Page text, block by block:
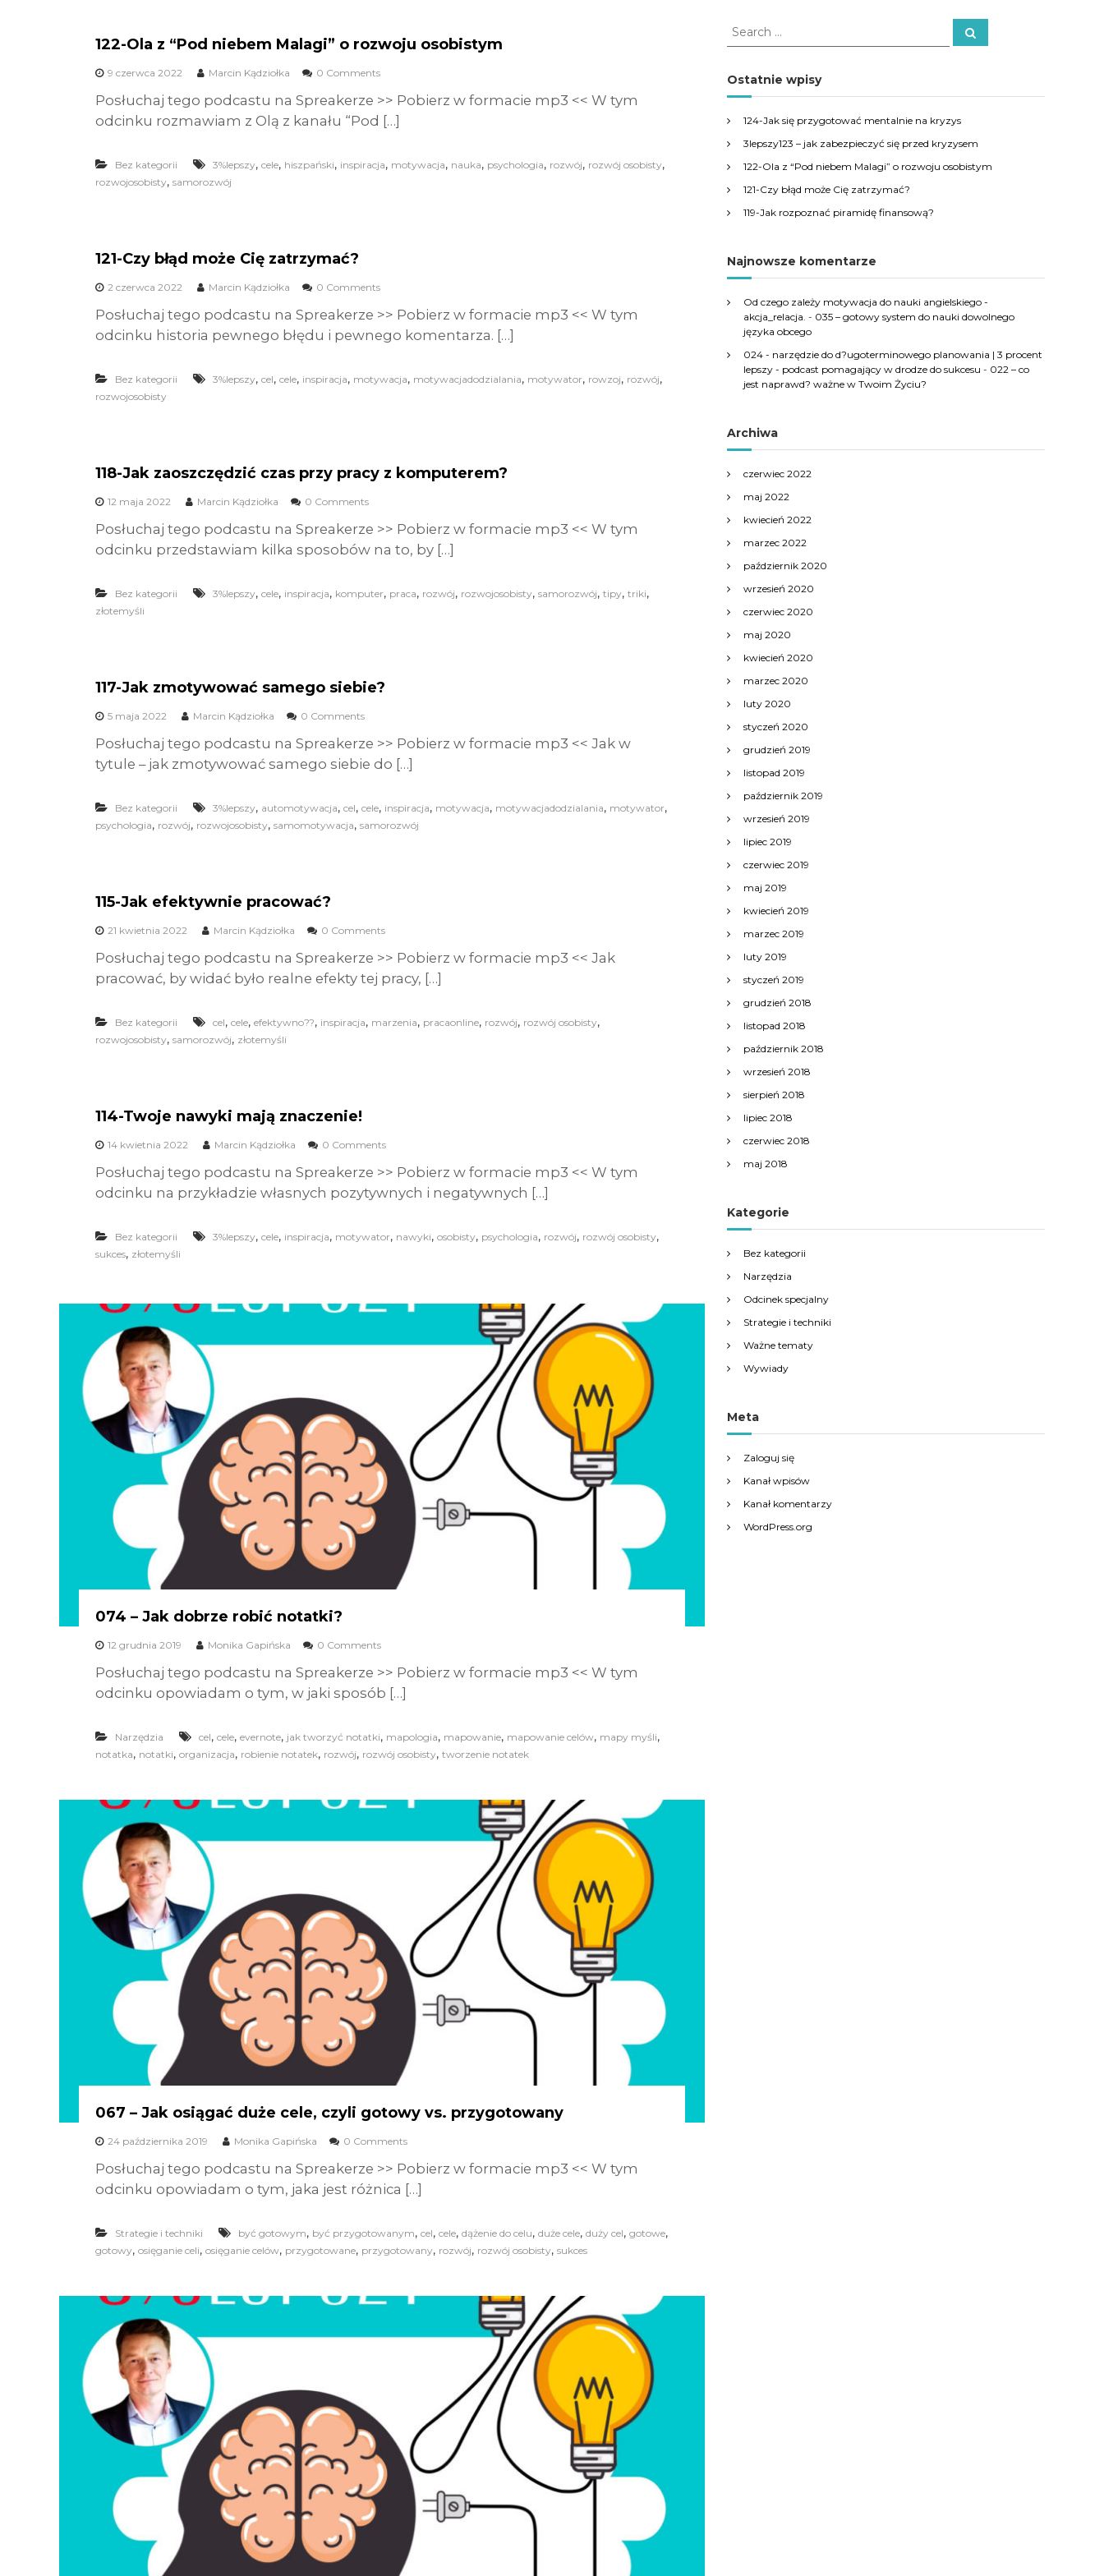
122-Ola z “Pod niebem Malagi” o rozwoju osobistym
9 czerwca 2022 Marcin Kądziołka 0 Comments
Posłuchaj tego podcastu na Spreakerze >> Pobierz w formacie mp3 << W tym
odcinku rozmawiam z Olą z kanału “Pod […]
Bez kategorii 3%lepszy, cele, hiszpański, inspiracja, motywacja, nauka, psychologia, rozwój, rozwój osobisty,
rozwojosobisty, samorozwój
121-Czy błąd może Cię zatrzymać?
2 czerwca 2022 Marcin Kądziołka 0 Comments
Posłuchaj tego podcastu na Spreakerze >> Pobierz w formacie mp3 << W tym
odcinku historia pewnego błędu i pewnego komentarza. […]
Bez kategorii 3%lepszy, cel, cele, inspiracja, motywacja, motywacjadodzialania, motywator, rowzoj, rozwój,
rozwojosobisty
118-Jak zaoszczędzić czas przy pracy z komputerem?
12 maja 2022 Marcin Kądziołka 0 Comments
Posłuchaj tego podcastu na Spreakerze >> Pobierz w formacie mp3 << W tym
odcinku przedstawiam kilka sposobów na to, by […]
Bez kategorii 3%lepszy, cele, inspiracja, komputer, praca, rozwój, rozwojosobisty, samorozwój, tipy, triki,
złotemyśli
117-Jak zmotywować samego siebie?
5 maja 2022 Marcin Kądziołka 0 Comments
Posłuchaj tego podcastu na Spreakerze >> Pobierz w formacie mp3 << Jak w
tytule – jak zmotywować samego siebie do […]
Bez kategorii 3%lepszy, automotywacja, cel, cele, inspiracja, motywacja, motywacjadodzialania, motywator,
psychologia, rozwój, rozwojosobisty, samomotywacja, samorozwój
115-Jak efektywnie pracować?
21 kwietnia 2022 Marcin Kądziołka 0 Comments
Posłuchaj tego podcastu na Spreakerze >> Pobierz w formacie mp3 << Jak
pracować, by widać było realne efekty tej pracy, […]
Bez kategorii cel, cele, efektywno??, inspiracja, marzenia, pracaonline, rozwój, rozwój osobisty,
rozwojosobisty, samorozwój, złotemyśli
114-Twoje nawyki mają znaczenie!
14 kwietnia 2022 Marcin Kądziołka 0 Comments
Posłuchaj tego podcastu na Spreakerze >> Pobierz w formacie mp3 << W tym
odcinku na przykładzie własnych pozytywnych i negatywnych […]
Bez kategorii 3%lepszy, cele, inspiracja, motywator, nawyki, osobisty, psychologia, rozwój, rozwój osobisty,
sukces, złotemyśli
074 – Jak dobrze robić notatki?
12 grudnia 2019 Monika Gapińska 0 Comments
Posłuchaj tego podcastu na Spreakerze >> Pobierz w formacie mp3 << W tym
odcinku opowiadam o tym, w jaki sposób […]
Narzędzia cel, cele, evernote, jak tworzyć notatki, mapologia, mapowanie, mapowanie celów, mapy myśli,
notatka, notatki, organizacja, robienie notatek, rozwój, rozwój osobisty, tworzenie notatek
067 – Jak osiągać duże cele, czyli gotowy vs. przygotowany
24 października 2019 Monika Gapińska 0 Comments
Posłuchaj tego podcastu na Spreakerze >> Pobierz w formacie mp3 << W tym
odcinku opowiadam o tym, jaka jest różnica […]
Strategie i techniki być gotowym, być przygotowanym, cel, cele, dążenie do celu, duże cele, duży cel, gotowe,
gotowy, osięganie celi, osięganie celów, przygotowane, przygotowany, rozwój, rozwój osobisty, sukces
S
e
r
c
f
o
r
S
Ostatnie wpisy
124-Jak się przygotować mentalnie na kryzys
3lepszy123 – jak zabezpieczyć się przed kryzysem
122-Ola z “Pod niebem Malagi” o rozwoju osobistym
121-Czy błąd może Cię zatrzymać?
119-Jak rozpoznać piramidę finansową?
Najnowsze komentarze
Od czego zależy motywacja do nauki angielskiego -
akcja_relacja. - 035 – gotowy system do nauki dowolnego
języka obcego
024 - narzędzie do d?ugoterminowego planowania | 3 procent
lepszy - podcast pomagający w drodze do sukcesu - 022 – co
jest naprawd? ważne w Twoim Życiu?
Archiwa
czerwiec 2022
maj 2022
kwiecień 2022
marzec 2022
październik 2020
wrzesień 2020
czerwiec 2020
maj 2020
kwiecień 2020
marzec 2020
luty 2020
styczeń 2020
grudzień 2019
listopad 2019
październik 2019
wrzesień 2019
lipiec 2019
czerwiec 2019
maj 2019
kwiecień 2019
marzec 2019
luty 2019
styczeń 2019
grudzień 2018
listopad 2018
październik 2018
wrzesień 2018
sierpień 2018
lipiec 2018
czerwiec 2018
maj 2018
Kategorie
Bez kategorii
Narzędzia
Odcinek specjalny
Strategie i techniki
Ważne tematy
Wywiady
Meta
Zaloguj się
Kanał wpisów
Kanał komentarzy
WordPress.org